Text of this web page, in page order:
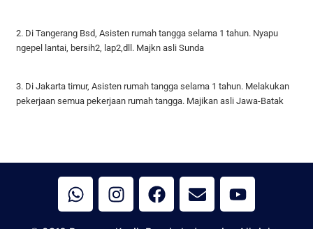
2. Di Tangerang Bsd, Asisten rumah tangga selama 1 tahun. Nyapu
ngepel lantai, bersih2, lap2,dll. Majkn asli Sunda
3. Di Jakarta timur, Asisten rumah tangga selama 1 tahun. Melakukan
pekerjaan semua pekerjaan rumah tangga. Majikan asli Jawa-Batak
h
a
t
n
s
t
a
c
n
v
e
o
u
t